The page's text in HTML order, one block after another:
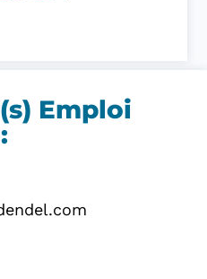
Emploi